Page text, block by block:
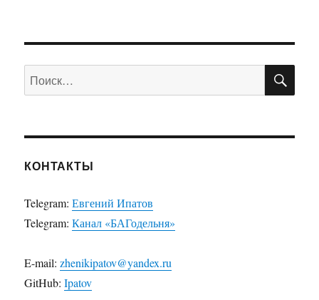
Искать:
КОНТАКТЫ
Telegram:Евгений Ипатов
Telegram:Канал «БАГодельня»
E-mail:zhenikipatov@yandex.ru
GitHub:Ipatov